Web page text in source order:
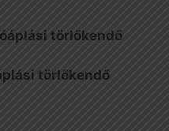
törlőkendő